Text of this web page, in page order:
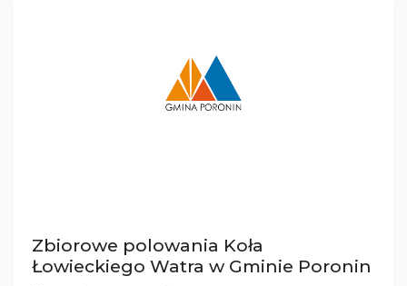
Zbiorowe polowania Koła
Łowieckiego Watra w Gminie Poronin